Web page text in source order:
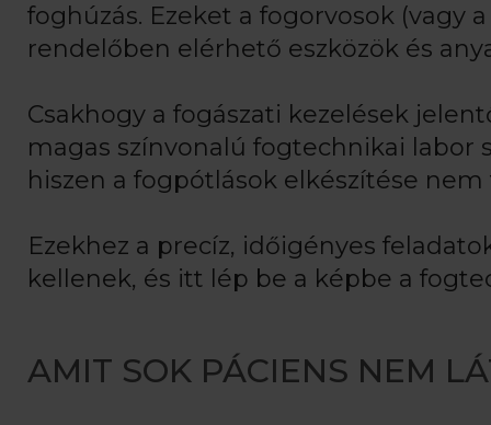
foghúzás. Ezeket a fogorvosok (vagy
rendelőben elérhető eszközök és
Csakhogy a fogászati kezelések
magas színvonalú fogtechnikai labor
hiszen a fogpótlások elkészítése
Ezekhez a precíz, időigényes
kellenek, és itt lép be a képbe a
AMIT SOK PÁCIENS NEM